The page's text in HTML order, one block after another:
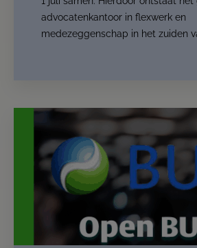
advocatenkantoor in flexwerk en
medezeggenschap in het zuiden